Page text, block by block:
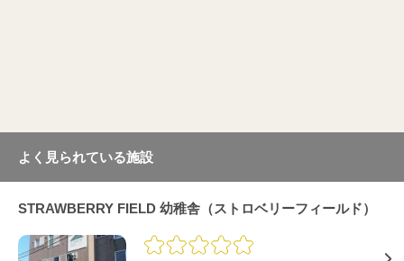
よく見られている施設
STRAWBERRY FIELD 幼稚舎（ストロベリーフィールド）